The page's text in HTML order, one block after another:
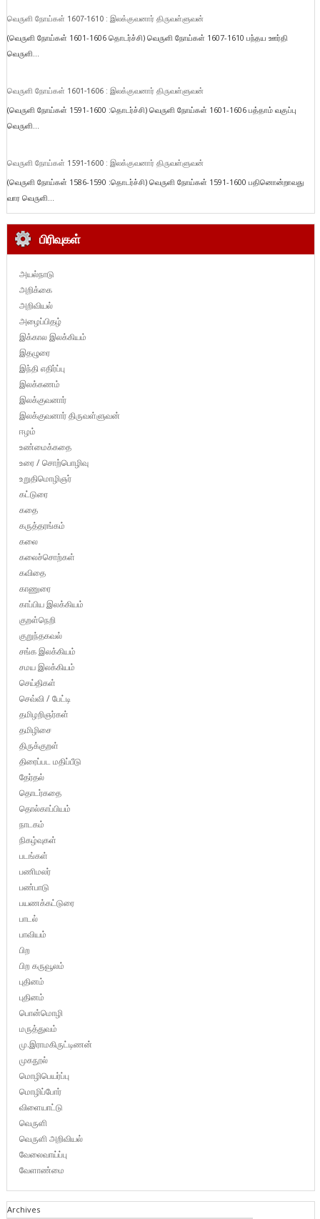
வெருளி நோய்கள் 1607-1610 : இலக்குவனார் திருவள்ளுவன்
(வெருளி நோய்கள் 1601-1606 தொடர்ச்சி) வெருளி நோய்கள் 1607-1610 பந்தய ஊர்தி
வெருளி...
வெருளி நோய்கள் 1601-1606 : இலக்குவனார் திருவள்ளுவன்
(வெருளி நோய்கள் 1591-1600 :தொடர்ச்சி) வெருளி நோய்கள் 1601-1606 பத்தாம் வகுப்பு
வெருளி...
வெருளி நோய்கள் 1591-1600 : இலக்குவனார் திருவள்ளுவன்
(வெருளி நோய்கள் 1586-1590 :தொடர்ச்சி) வெருளி நோய்கள் 1591-1600 பதினொன்றாவது
வார வெருளி...
பிரிவுகள்
அயல்நாடு
அறிக்கை
அறிவியல்
அழைப்பிதழ்
இக்கால இலக்கியம்
இதழுரை
இந்தி எதிர்ப்பு
இலக்கணம்
இலக்குவனார்
இலக்குவனார் திருவள்ளுவன்
ஈழம்
உண்மைக்கதை
உரை / சொற்பொழிவு
உறுதிமொழிஞர்
கட்டுரை
கதை
கருத்தரங்கம்
கலை
கலைச்சொற்கள்
கவிதை
காணுரை
காப்பிய இலக்கியம்
குறள்நெறி
குறுந்தகவல்
சங்க இலக்கியம்
சமய இலக்கியம்
செய்திகள்
செவ்வி / பேட்டி
தமிழறிஞர்கள்
தமிழிசை
திருக்குறள்
திரைப்பட மதிப்பீடு
தேர்தல்
தொடர்கதை
தொல்காப்பியம்
நாடகம்
நிகழ்வுகள்
படங்கள்
பணிமலர்
பண்பாடு
பயணக்கட்டுரை
பாடல்
பாவியம்
பிற
பிற கருவூலம்
புதினம்
புதினம்
பொன்மொழி
மருத்துவம்
மு.இராமகிருட்டிணன்
முகநூல்
மொழிபெயர்ப்பு
மொழிப்போர்
விளையாட்டு
வெருளி
வெருளி அறிவியல்
வேலைவாய்ப்பு
வேளாண்மை
Archives